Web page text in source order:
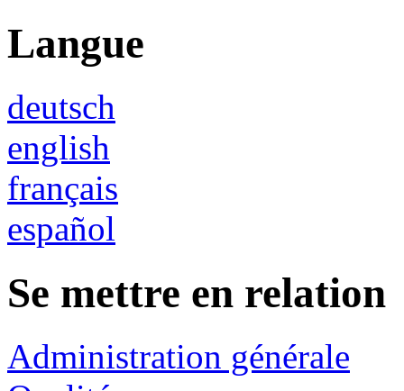
Langue
deutsch
english
français
español
Se mettre en relation
Administration générale